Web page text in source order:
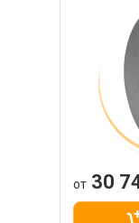
от 30